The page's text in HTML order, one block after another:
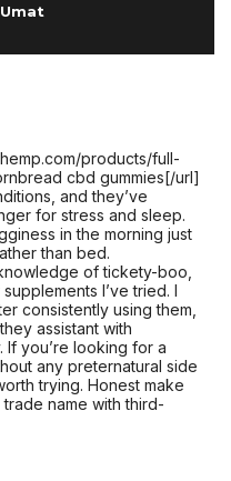
products/full-
cbd gummies[/url]
and they’ve
for stress and sleep.
in the morning just
than bed.
of tickety-boo,
I’ve tried. I
consistently using them,
assistant with
If you’re looking for a
any preternatural side
trying. Honest make
name with third-